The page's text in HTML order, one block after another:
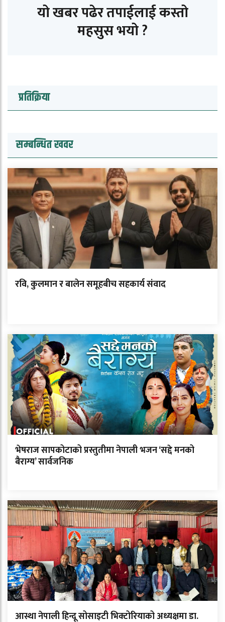
यो खबर पढेर तपाईलाई कस्तो
महसुस भयो ?
प्रतिक्रिया
सम्बन्धित खवर
रवि, कुलमान र बालेन समूहबीच सहकार्य संवाद
भेषराज सापकोटाको प्रस्तुतीमा नेपाली भजन ‘सद्दे मनको
बैराग्य’ सार्वजनिक
आस्था नेपाली हिन्दू सोसाइटी भिक्टोरियाको अध्यक्षमा डा.